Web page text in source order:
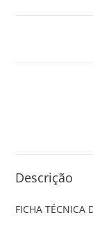
Descrição
FICHA TÉCNICA